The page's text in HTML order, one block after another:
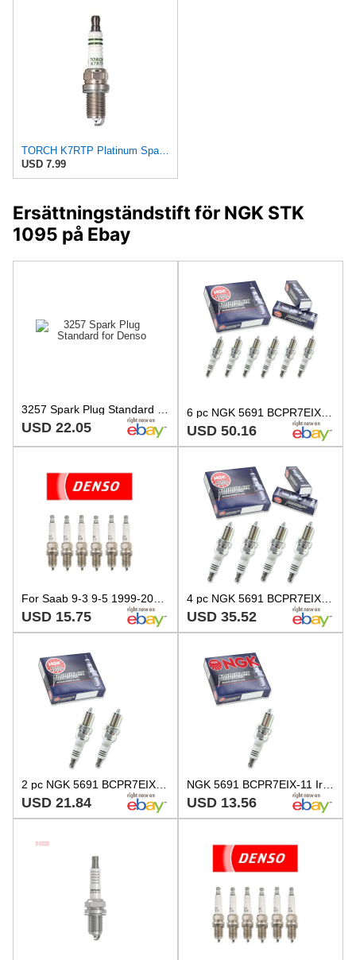
TORCH K7RTP Platinum Spark Plug Replace for Autolite 3922 XS3922 Spark Plug, for CHAMPION
USD 7.99
Ersättningständstift för NGK STK
1095 på Ebay
USD 22.05 USD 50.16
For Saab 9-3 9-5 1999-2005 Set Of 6 Spark Plugs Denso Regular Resistor Q22PR U11
USD 15.75 USD 35.52
2 pc NGK 5691 BCPR7EIX-11 Iridium IX Spark Plugs for Q22PR-ZU11 Q22PR-U11 mh
USD 21.84 USD 13.56